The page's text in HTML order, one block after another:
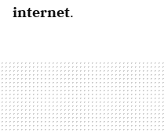
internet.